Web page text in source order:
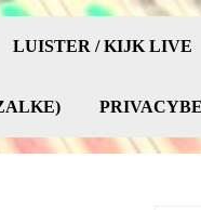
LUISTER / KIJK LIVE